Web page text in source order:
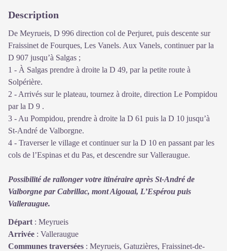
Description
De Meyrueis, D 996 direction col de Perjuret, puis descente sur
Fraissinet de Fourques, Les Vanels. Aux Vanels, continuer par la
D 907 jusqu’à Salgas ;
1 - À Salgas prendre à droite la D 49, par la petite route à
Solpérière.
2 - Arrivés sur le plateau, tournez à droite, direction Le Pompidou
par la D 9 .
3 - Au Pompidou, prendre à droite la D 61 puis la D 10 jusqu’à
St-André de Valborgne.
4 - Traverser le village et continuer sur la D 10 en passant par les
cols de l’Espinas et du Pas, et descendre sur Valleraugue.
Possibilité de rallonger votre itinéraire après St-André de
Valborgne par Cabrillac, mont Aigoual, L’Espérou puis
Valleraugue.
Départ : Meyrueis
Arrivée : Valleraugue
Communes traversées : Meyrueis, Gatuzières, Fraissinet-de-